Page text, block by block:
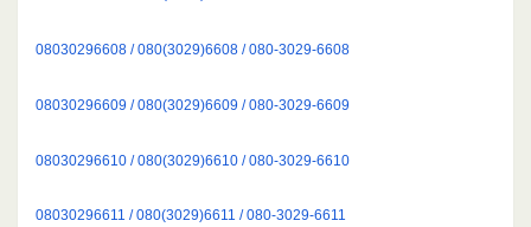
08030296608 / 080(3029)6608 / 080-3029-6608
08030296609 / 080(3029)6609 / 080-3029-6609
08030296610 / 080(3029)6610 / 080-3029-6610
08030296611 / 080(3029)6611 / 080-3029-6611